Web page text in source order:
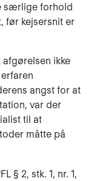
særlige forhold
før kejsersnit er
ikke
angst for at
var der
til at
måtte på
§ 2, stk. 1, nr. 1,